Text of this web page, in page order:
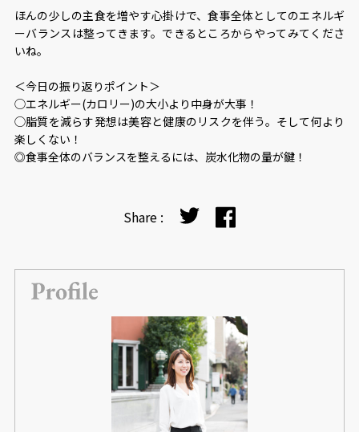
ほんの少しの主食を増やす心掛けで、食事全体としてのエネルギ
ーバランスは整ってきます。できるところからやってみてくださ
いね。
＜今日の振り返りポイント＞
◯エネルギー(カロリー)の大小より中身が大事！
◯脂質を減らす発想は美容と健康のリスクを伴う。そして何より
楽しくない！
◎食事全体のバランスを整えるには、炭水化物の量が鍵！
Share :